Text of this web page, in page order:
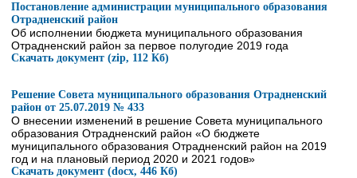
Постановление администрации муниципального образования
Отрадненский район
Об исполнении бюджета муниципального образования
Отрадненский район за первое полугодие 2019 года
Скачать документ (zip, 112 Кб)
Решение Совета муниципального образования Отрадненский
район от 25.07.2019 № 433
О внесении изменений в решение Совета муниципального
образования Отрадненский район «О бюджете
муниципального образования Отрадненский район на 2019
год и на плановый период 2020 и 2021 годов»
Скачать документ (docx, 446 Кб)